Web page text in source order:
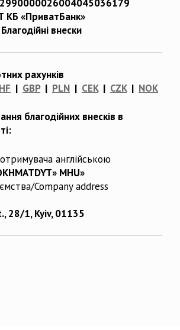
КБ «ПриватБанк»
Благодійні внески
рахунків
| GBP| PLN | CEK| CZK| NOK
благодійних внесків в
англійською
MHU»
Company address
28/1, Kyiv, 01135